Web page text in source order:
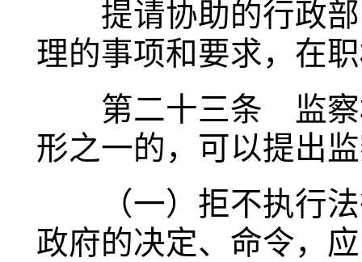
提请协助的行政部
理的事项和要求，在
第二十三条 监察机
形之一的，可以提出
（一）拒不执行法
政府的决定、命令，